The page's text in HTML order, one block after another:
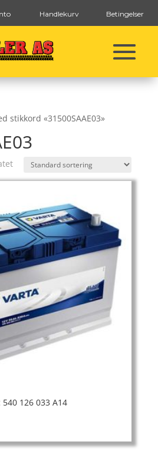
Handlekurv Betingelser
stikkord «31500SAAE03»
126 033 A14